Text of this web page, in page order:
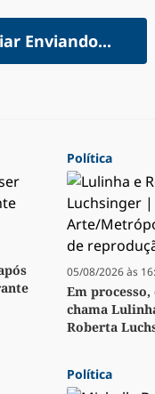
Enviando...
Política
05/08/2026 às
Em
chama
Roberta
Política